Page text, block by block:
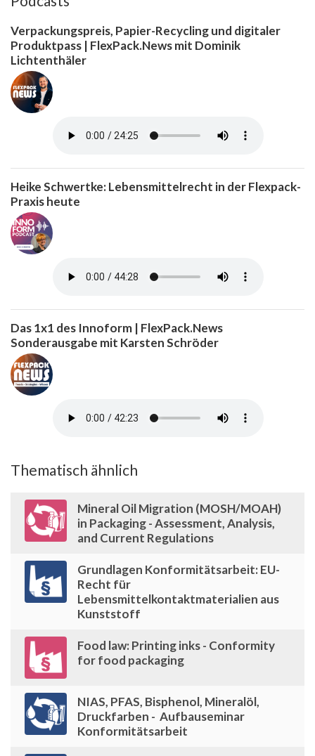
Verpackungspreis, Papier-Recycling und digitaler
Produktpass | FlexPack.News mit Dominik
Lichtenthäler
Heike Schwertke: Lebensmittelrecht in der Flexpack-
Praxis heute
Das 1x1 des Innoform | FlexPack.News
Sonderausgabe mit Karsten Schröder
Thematisch ähnlich
Mineral Oil Migration (MOSH/MOAH)
in Packaging - Assessment, Analysis,
and Current Regulations
Grundlagen Konformitätsarbeit: EU-
Recht für
Lebensmittelkontaktmaterialien aus
Kunststoff
Food law: Printing inks - Conformity
for food packaging
NIAS, PFAS, Bisphenol, Mineralöl,
Druckfarben - Aufbauseminar
Konformitätsarbeit